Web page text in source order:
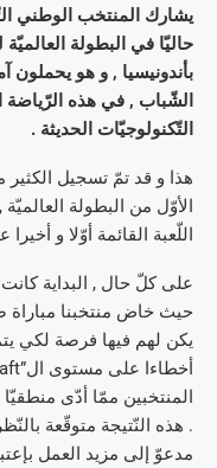
حاليّا في البطولة العالميّة
بأندونيسيا , و هو يحملون
الشّباب , في هذه الرّياضة
التّكنولوجيّات الحديثة .
هذا و قد تمّ تسجيل الكثير
الأوّل من البطولة
اللّعبة القائمة أوّلا و
حيث خاض منتخبنا مباراة
يكن لهم فيها فرصة لكي
. هذه النّتيجة متوقّعة